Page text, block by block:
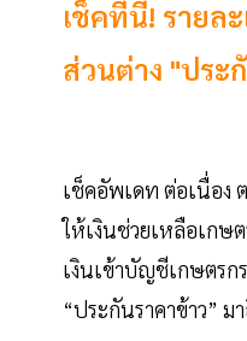
เช็คที่นี่! รายล
ส่วนต่าง "ประ
เช็คอัพเดท ต่อเนื่อง
ให้เงินช่วยเหลือเกษ
เงินเข้าบัญชีเกษตรก
“ประกันราคาข้าว” ม